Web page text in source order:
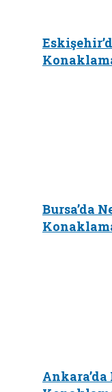
Bursa’da